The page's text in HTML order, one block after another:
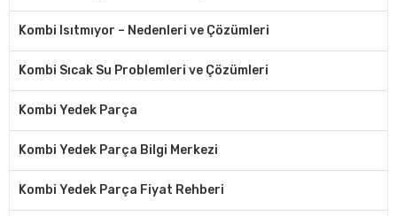
Kombi Isıtmıyor – Nedenleri ve Çözümleri
Kombi Sıcak Su Problemleri ve Çözümleri
Kombi Yedek Parça
Kombi Yedek Parça Bilgi Merkezi
Kombi Yedek Parça Fiyat Rehberi